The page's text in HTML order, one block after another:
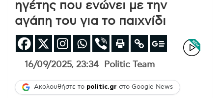
ηγέτης που ενώνει με την
αγάπη του για το παιχνίδι
16/09/2025, 23:34 Politic Team
Ακολουθήστε το politic.gr στο Google News